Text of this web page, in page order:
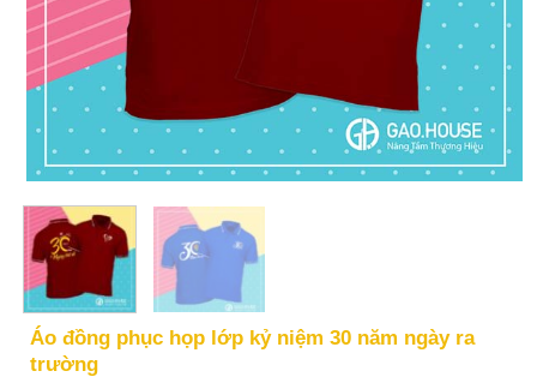
Áo đồng phục họp lớp kỷ niệm 30 năm ngày ra
trường